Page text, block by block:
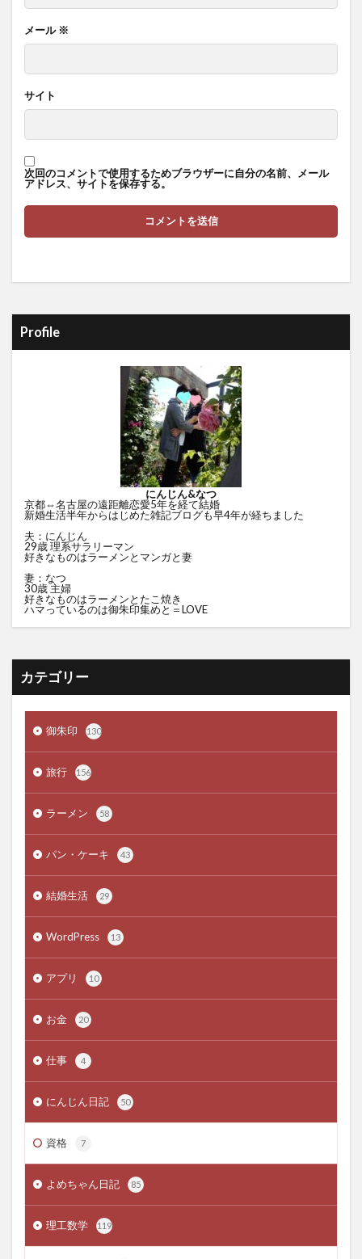
メール ※
サイト
次回のコメントで使用するためブラウザーに自分の名前、メール
アドレス、サイトを保存する。
Profile
にんじん&なつ
京都⇔名古屋の遠距離恋愛5年を経て結婚
新婚生活半年からはじめた雑記ブログも早4年が経ちました
夫：にんじん
29歳 理系サラリーマン
好きなものはラーメンとマンガと妻
妻：なつ
30歳 主婦
好きなものはラーメンとたこ焼き
ハマっているのは御朱印集めと＝LOVE
カテゴリー
御朱印 130
旅行 156
ラーメン 58
パン・ケーキ 43
結婚生活 29
WordPress 13
アプリ 10
お金 20
仕事 4
にんじん日記 50
資格 7
よめちゃん日記 85
理工数学 119